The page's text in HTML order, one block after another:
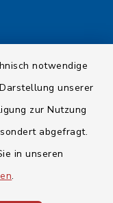
notwendige
unserer
zur Nutzung
abgefragt.
in unseren
.